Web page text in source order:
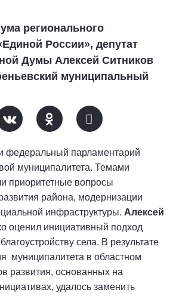
регионального
России», депутат
Думы Алексей Ситников
муниципальный
федеральный парламентарий
муниципалитета. Темами
приоритетные вопросы
района, модернизации
инфраструктуры. Алексей
оценил инициативный подход
села. В результате
муниципалитета в областном
развития, основанных на
удалось заменить